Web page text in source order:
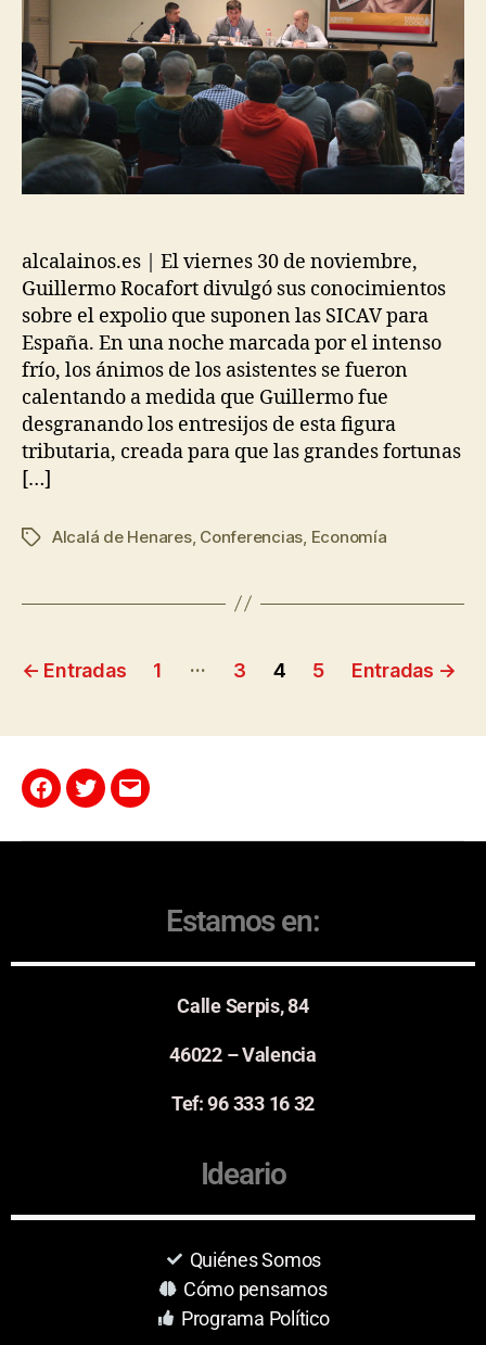
alcalainos.es | El viernes 30 de noviembre,
Guillermo Rocafort divulgó sus conocimientos
sobre el expolio que suponen las SICAV para
España. En una noche marcada por el intenso
frío, los ánimos de los asistentes se fueron
calentando a medida que Guillermo fue
desgranando los entresijos de esta figura
tributaria, creada para que las grandes fortunas
[…]
Alcalá de Henares, Conferencias Economía
← Entradas 1 … 3 4 5 Entradas →
Estamos en:
Calle Serpis, 84
46022 – Valencia
Tef: 96 333 16 32
Ideario
Quiénes Somos
Cómo pensamos
Programa Político